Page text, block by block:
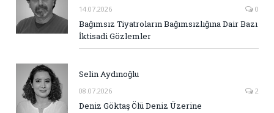
14.07.2026 0
Bağımsız Tiyatroların Bağımsızlığına Dair Bazı
İktisadi Gözlemler
Selin Aydınoğlu
08.07.2026 2
Deniz Göktaş Ölü Deniz Üzerine